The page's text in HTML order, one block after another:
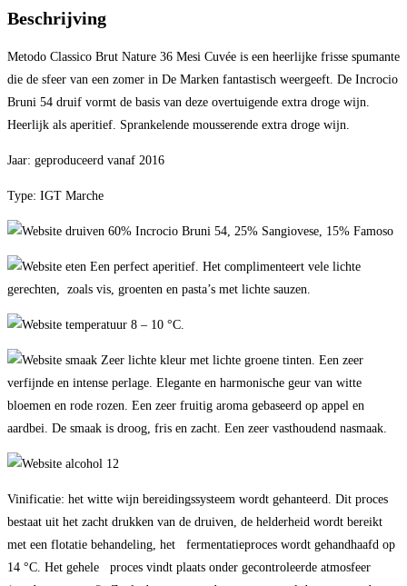
Beschrijving
Metodo Classico Brut Nature 36 Mesi Cuvée is een heerlijke frisse spumante
die de sfeer van een zomer in De Marken fantastisch weergeeft. De Incrocio
Bruni 54 druif vormt de basis van deze overtuigende extra droge wijn.
Heerlijk als aperitief. Sprankelende mousserende extra droge wijn.
Jaar: geproduceerd vanaf 2016
Type: IGT Marche
60% Incrocio Bruni 54, 25% Sangiovese, 15% Famoso
Een perfect aperitief. Het complimenteert vele lichte
gerechten, zoals vis, groenten en pasta’s met lichte sauzen.
8 – 10 °C.
Zeer lichte kleur met lichte groene tinten. Een zeer
verfijnde en intense perlage. Elegante en harmonische geur van witte
bloemen en rode rozen. Een zeer fruitig aroma gebaseerd op appel en
aardbei. De smaak is droog, fris en zacht. Een zeer vasthoudend nasmaak.
12
Vinificatie: het witte wijn bereidingssysteem wordt gehanteerd. Dit proces
bestaat uit het zacht drukken van de druiven, de helderheid wordt bereikt
met een flotatie behandeling, het fermentatieproces wordt gehandhaafd op
14 °C. Het gehele proces vindt plaats onder gecontroleerde atmosfeer